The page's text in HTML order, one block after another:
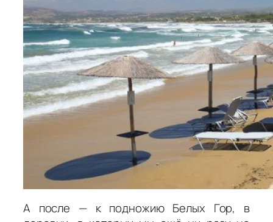
А после — к подножию Белых Гор, в